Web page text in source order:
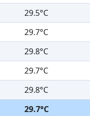
29.5°C
29.7°C
29.8°C
29.7°C
29.8°C
29.7°C